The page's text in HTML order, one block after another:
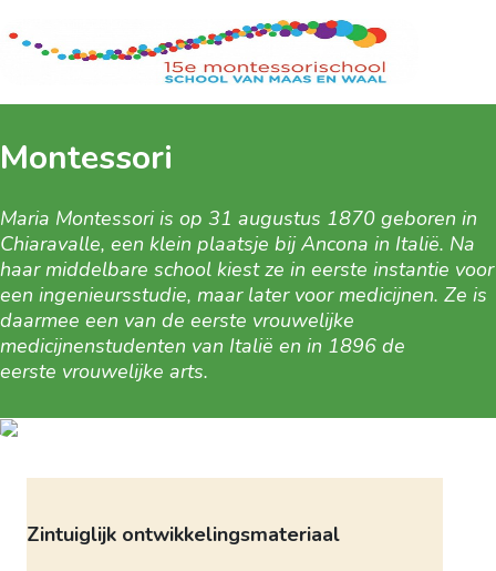
Montessori
Maria Montessori is op 31 augustus 1870 geboren in
Chiaravalle, een klein plaatsje bij Ancona in Italië. Na
haar middelbare school kiest ze in eerste instantie voor
een ingenieursstudie, maar later voor medicijnen. Ze is
daarmee een van de eerste vrouwelijke
medicijnenstudenten van Italië en in 1896 de
eerste vrouwelijke arts.
Zintuiglijk ontwikkelingsmateriaal